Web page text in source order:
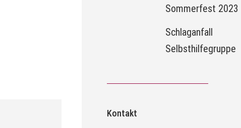
Sommerfest 2023
Schlaganfall
Selbsthilfegruppe
Kontakt